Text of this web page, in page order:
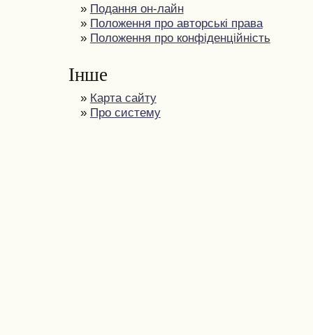
» Подання он-лайн
» Положення про авторські права
» Положення про конфіденційність
Інше
» Карта сайту
» Про систему